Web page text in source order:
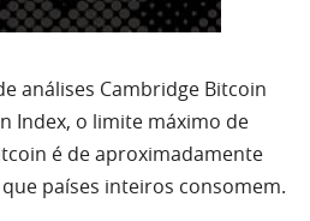
análises Cambridge Bitcoin
Index, o limite máximo de
é de aproximadamente
países inteiros consomem.